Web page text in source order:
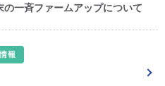
一斉ファームアップについて
報